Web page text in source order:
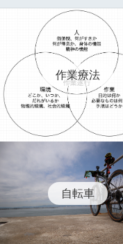
作業療法
自転車